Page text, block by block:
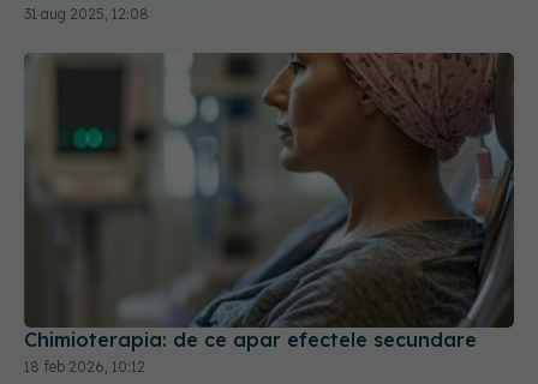
31 aug 2025, 12:08
Chimioterapia: de ce apar efectele secundare
18 feb 2026, 10:12